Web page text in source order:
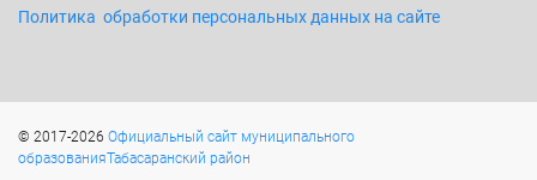
Политика обработки персональных данных на сайте
© 2017-2026 Официальный сайт муниципального
образованияТабасаранский район